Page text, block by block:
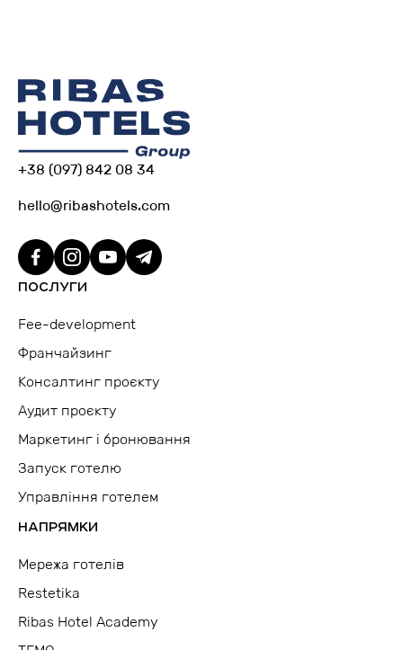
ПОСЛУГИ
Fee-development
Франчайзинг
Консалтинг проєкту
Аудит проєкту
Маркетинг і бронювання
Запуск готелю
Управління готелем
НАПРЯМКИ
Мережа готелів
Restetika
Ribas Hotel Academy
+38 (097) 842 08 34
hello@ribashotels.com